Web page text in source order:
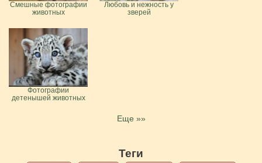
Смешные фотографии
животных
Любовь и нежность у
зверей
Фотографии
детенышей животных
Еще »»
Теги